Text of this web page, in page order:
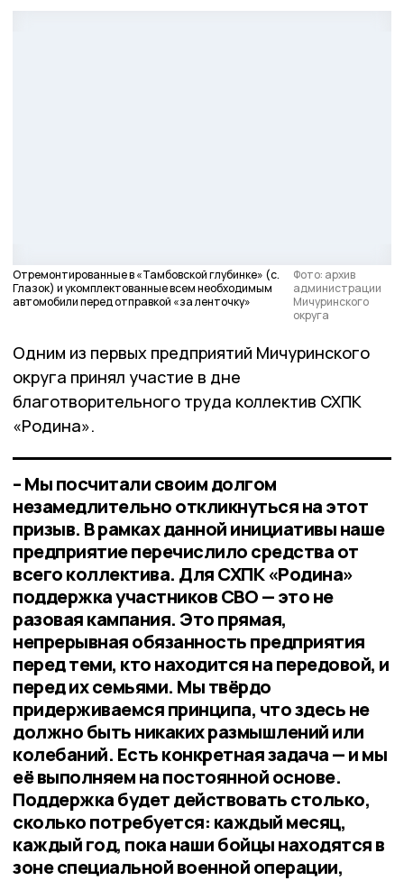
Отремонтированные в «Тамбовской глубинке» (с.
Глазок) и укомплектованные всем необходимым
автомобили перед отправкой «за ленточку»
Фото: архив
администрации
Мичуринского
округа
Одним из первых предприятий Мичуринского
округа принял участие в дне
благотворительного труда коллектив СХПК
«Родина».
– Мы посчитали своим долгом
незамедлительно откликнуться на этот
призыв. В рамках данной инициативы наше
предприятие перечислило средства от
всего коллектива. Для СХПК «Родина»
поддержка участников СВО — это не
разовая кампания. Это прямая,
непрерывная обязанность предприятия
перед теми, кто находится на передовой, и
перед их семьями. Мы твёрдо
придерживаемся принципа, что здесь не
должно быть никаких размышлений или
колебаний. Есть конкретная задача — и мы
её выполняем на постоянной основе.
Поддержка будет действовать столько,
сколько потребуется: каждый месяц,
каждый год, пока наши бойцы находятся в
зоне специальной военной операции,